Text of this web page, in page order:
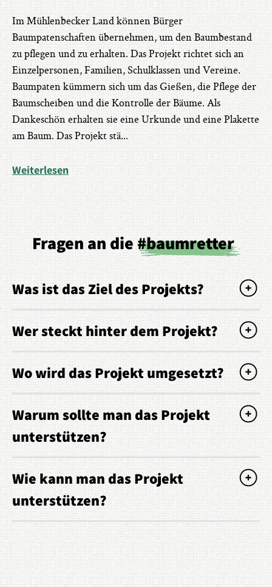
Im Mühlenbecker Land können Bürger
Baumpatenschaften übernehmen, um den Baumbestand
zu pflegen und zu erhalten. Das Projekt richtet sich an
Einzelpersonen, Familien, Schulklassen und Vereine.
Baumpaten kümmern sich um das Gießen, die Pflege der
Baumscheiben und die Kontrolle der Bäume. Als
Dankeschön erhalten sie eine Urkunde und eine Plakette
am Baum. Das Projekt stä...
Weiterlesen
Fragen an die#baumretter
Was ist das Ziel des Projekts?
Wer steckt hinter dem Projekt?
Wo wird das Projekt umgesetzt?
Warum sollte man das Projekt
unterstützen?
Wie kann man das Projekt
unterstützen?